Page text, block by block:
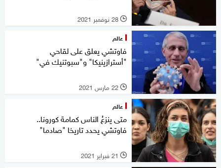
l 28 نوفمبر 2021
عالم
فاوتشي يعلق على لقاحي
"أسترازينيكا" و"سبوتنيك في"
l 22 مارس 2021
عالم
متى ينزعُ الناس كمامة كورونا..
فاوتشي يحدد تاريخا "صادما"
l 21 فبراير 2021